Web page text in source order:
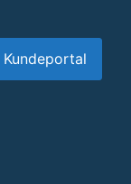
Kundeportal